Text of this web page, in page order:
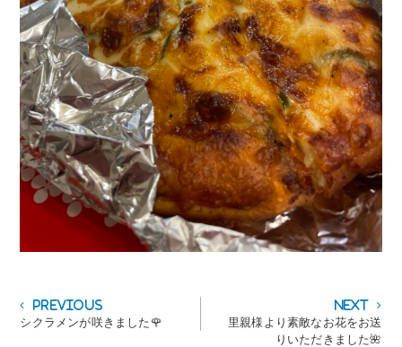
投
稿
PreviousPrevious
post:
シクラメンが咲きました🌹
Next
post:
里親様より素敵なお花をお送
りいただきました🌺